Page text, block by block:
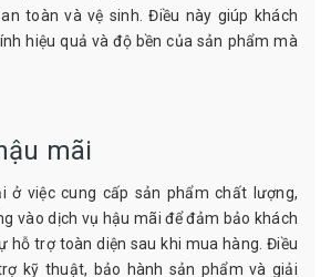
toàn và vệ sinh. Điều này giúp khách
hiệu quả và độ bền của sản phẩm mà
mãi
ở việc cung cấp sản phẩm chất lượng,
vào dịch vụ hậu mãi để đảm bảo khách
hỗ trợ toàn diện sau khi mua hàng. Điều
kỹ thuật, bảo hành sản phẩm và giải